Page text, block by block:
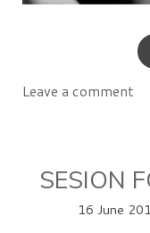
Leave a comment
SESION
16 June